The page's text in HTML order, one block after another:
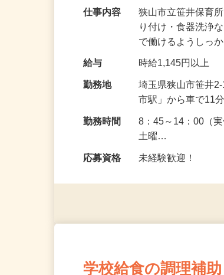
狭山市立笹井保育
り付け・食器洗浄
埼玉県狭山市笹井
8：45～14：00（